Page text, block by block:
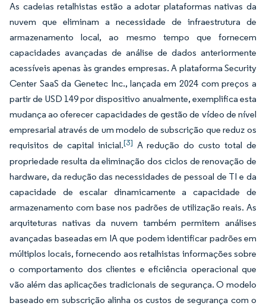
As cadeias retalhistas estão a adotar plataformas nativas da
nuvem que eliminam a necessidade de infraestrutura de
armazenamento local, ao mesmo tempo que fornecem
capacidades avançadas de análise de dados anteriormente
acessíveis apenas às grandes empresas. A plataforma Security
Center SaaS da Genetec Inc., lançada em 2024 com preços a
partir de USD 149 por dispositivo anualmente, exemplifica esta
mudança ao oferecer capacidades de gestão de vídeo de nível
empresarial através de um modelo de subscrição que reduz os
requisitos de capital inicial.[3] A redução do custo total de
propriedade resulta da eliminação dos ciclos de renovação de
hardware, da redução das necessidades de pessoal de TI e da
capacidade de escalar dinamicamente a capacidade de
armazenamento com base nos padrões de utilização reais. As
arquiteturas nativas da nuvem também permitem análises
avançadas baseadas em IA que podem identificar padrões em
múltiplos locais, fornecendo aos retalhistas informações sobre
o comportamento dos clientes e eficiência operacional que
vão além das aplicações tradicionais de segurança. O modelo
baseado em subscrição alinha os custos de segurança com o